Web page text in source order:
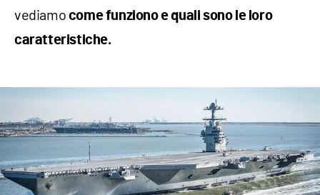
vediamo come funziono e quali sono le loro
caratteristiche.